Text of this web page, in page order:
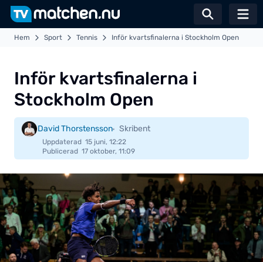
Växla
Hem Sport Tennis Inför kvartsfinalerna i Stockholm Open
Inför kvartsfinalerna i
Stockholm Open
David Thorstensson Skribent
Uppdaterad 15 juni, 12:22
Publicerad 17 oktober, 11:09